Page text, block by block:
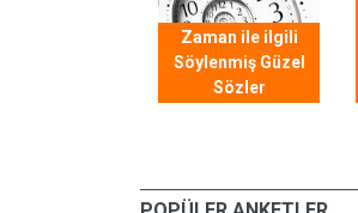
Zaman ile ilgili
Söylenmiş Güzel
Sözler